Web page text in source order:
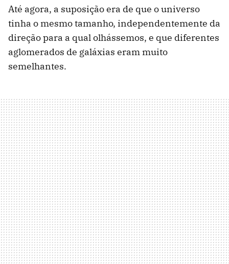
Até agora, a suposição era de que o universo
tinha o mesmo tamanho, independentemente da
direção para a qual olhássemos, e que diferentes
aglomerados de galáxias eram muito
semelhantes.